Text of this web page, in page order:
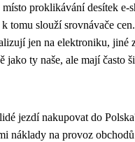
místo proklikávání desítek
tomu slouží srovnávače cen.
jen na elektroniku, jiné
jako ty naše, ale mají často
jezdí nakupovat do
náklady na provoz